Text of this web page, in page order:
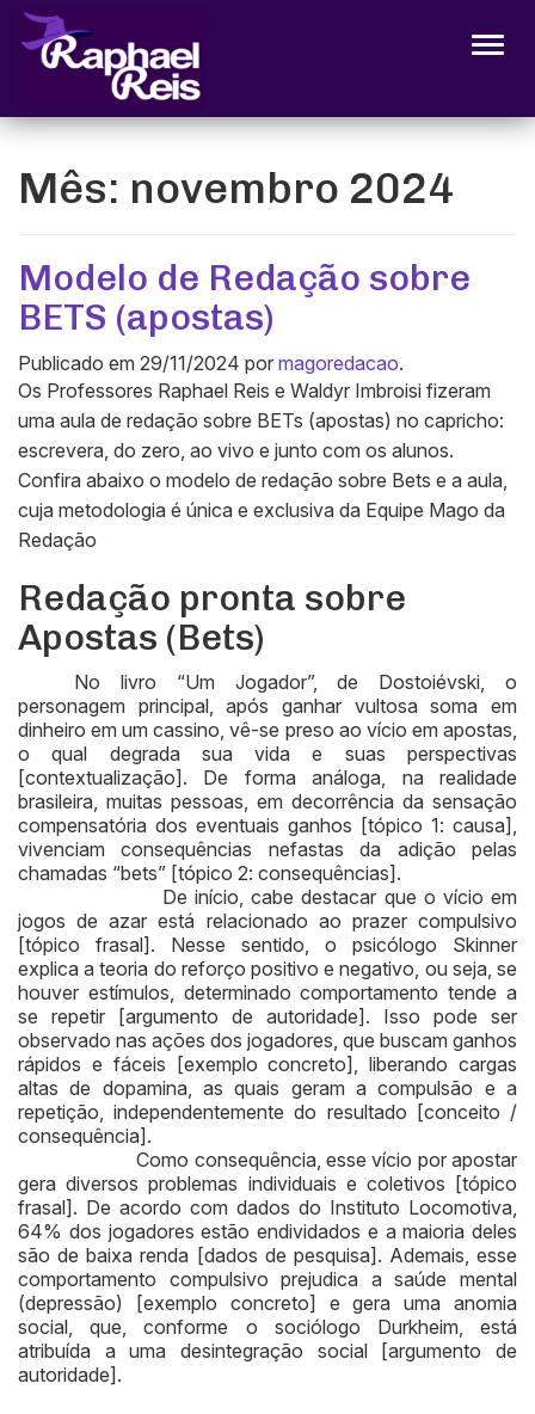
Mês: novembro 2024
Modelo de Redação sobre
BETS (apostas)
Publicado em 29/11/2024 por magoredacao.
Os Professores Raphael Reis e Waldyr Imbroisi fizeram
uma aula de redação sobre BETs (apostas) no capricho:
escrevera, do zero, ao vivo e junto com os alunos.
Confira abaixo o modelo de redação sobre Bets e a aula,
cuja metodologia é única e exclusiva da Equipe Mago da
Redação
Redação pronta sobre
Apostas (Bets)
No livro “Um Jogador”, de Dostoiévski, o
personagem principal, após ganhar vultosa soma em
dinheiro em um cassino, vê-se preso ao vício em apostas,
o qual degrada sua vida e suas perspectivas
[contextualização]. De forma análoga, na realidade
brasileira, muitas pessoas, em decorrência da sensação
compensatória dos eventuais ganhos [tópico 1: causa],
vivenciam consequências nefastas da adição pelas
chamadas “bets” [tópico 2: consequências].
De início, cabe destacar que o vício em
jogos de azar está relacionado ao prazer compulsivo
[tópico frasal]. Nesse sentido, o psicólogo Skinner
explica a teoria do reforço positivo e negativo, ou seja, se
houver estímulos, determinado comportamento tende a
se repetir [argumento de autoridade]. Isso pode ser
observado nas ações dos jogadores, que buscam ganhos
rápidos e fáceis [exemplo concreto], liberando cargas
altas de dopamina, as quais geram a compulsão e a
repetição, independentemente do resultado [conceito /
consequência].
Como consequência, esse vício por apostar
gera diversos problemas individuais e coletivos [tópico
frasal]. De acordo com dados do Instituto Locomotiva,
64% dos jogadores estão endividados e a maioria deles
são de baixa renda [dados de pesquisa]. Ademais, esse
comportamento compulsivo prejudica a saúde mental
(depressão) [exemplo concreto] e gera uma anomia
social, que, conforme o sociólogo Durkheim, está
atribuída a uma desintegração social [argumento de
autoridade].